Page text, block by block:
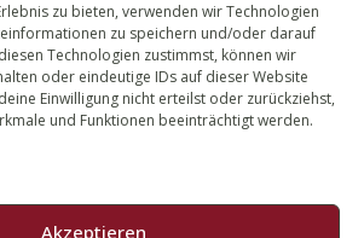
zu bieten, verwenden wir Technologien
zu speichern und/oder darauf
Technologien zustimmst, können wir
oder eindeutige IDs auf dieser Website
Einwilligung nicht erteilst oder zurückziehst,
und Funktionen beeinträchtigt werden.
Akzeptieren
RECHTSANWÄLT​​E
13
900
rechtsanwaelte.de